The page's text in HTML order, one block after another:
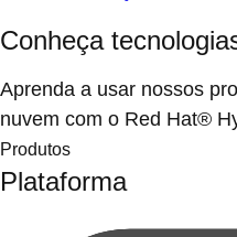
Conheça
Aprenda a usar nossos
nuvem com o Red Hat®
Produtos
Plataforma